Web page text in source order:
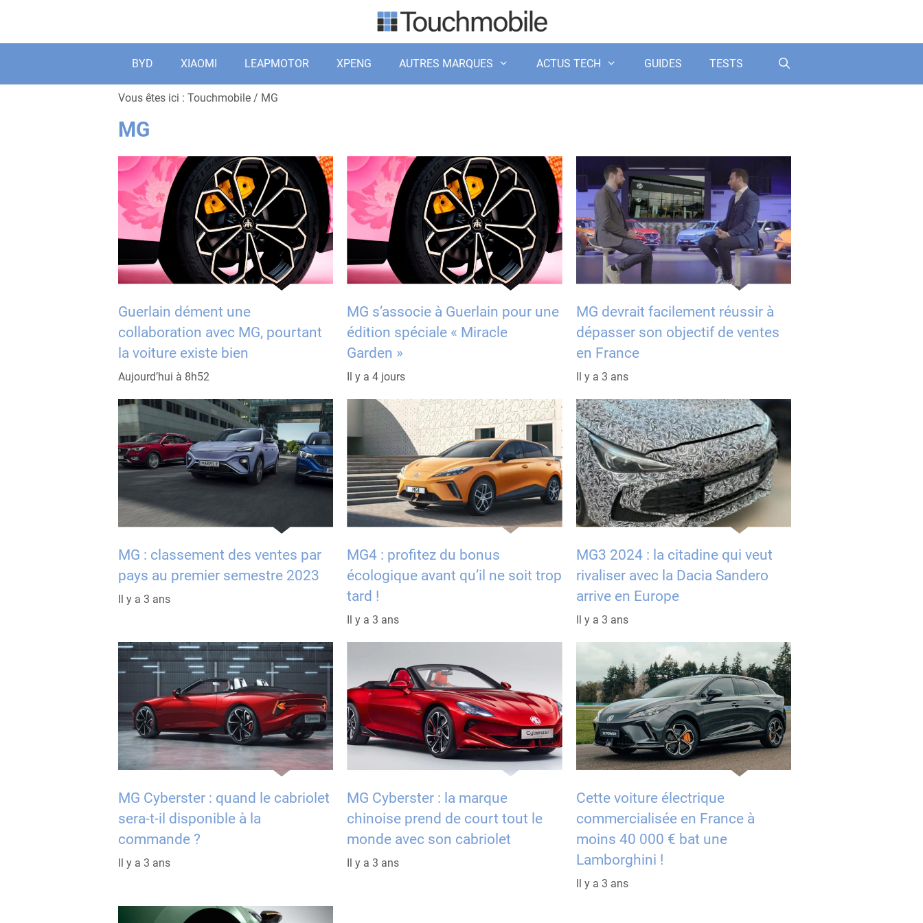
contenu
BYD XIAOMI LEAPMOTOR XPENG AUTRES MARQUES ACTUS TECH GUIDES TESTS
Vous êtes ici : Touchmobile / MG
MG
Guerlain dément une
collaboration avec MG, pourtant
la voiture existe bien
Aujourd’hui à 8h52
MG s’associe à Guerlain pour une
édition spéciale « Miracle
Garden »
Il y a 4 jours
MG devrait facilement réussir à
dépasser son objectif de ventes
en France
Il y a 3 ans
MG : classement des ventes par
pays au premier semestre 2023
Il y a 3 ans
MG4 : profitez du bonus
écologique avant qu’il ne soit trop
tard !
Il y a 3 ans
MG3 2024 : la citadine qui veut
rivaliser avec la Dacia Sandero
arrive en Europe
Il y a 3 ans
MG Cyberster : quand le cabriolet
sera-t-il disponible à la
commande ?
Il y a 3 ans
MG Cyberster : la marque
chinoise prend de court tout le
monde avec son cabriolet
Il y a 3 ans
Cette voiture électrique
commercialisée en France à
moins 40 000 € bat une
Lamborghini !
Il y a 3 ans